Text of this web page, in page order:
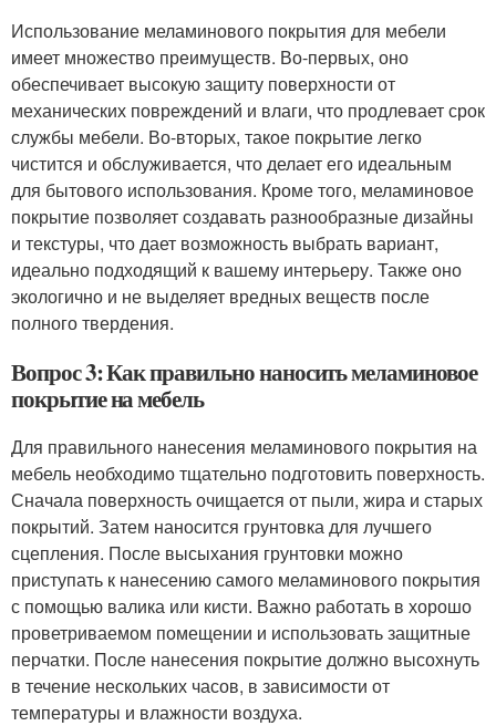
Использование меламинового покрытия для мебели
имеет множество преимуществ. Во-первых, оно
обеспечивает высокую защиту поверхности от
механических повреждений и влаги, что продлевает срок
службы мебели. Во-вторых, такое покрытие легко
чистится и обслуживается, что делает его идеальным
для бытового использования. Кроме того, меламиновое
покрытие позволяет создавать разнообразные дизайны
и текстуры, что дает возможность выбрать вариант,
идеально подходящий к вашему интерьеру. Также оно
экологично и не выделяет вредных веществ после
полного твердения.
Вопрос 3: Как правильно наносить меламиновое
покрытие на мебель
Для правильного нанесения меламинового покрытия на
мебель необходимо тщательно подготовить поверхность.
Сначала поверхность очищается от пыли, жира и старых
покрытий. Затем наносится грунтовка для лучшего
сцепления. После высыхания грунтовки можно
приступать к нанесению самого меламинового покрытия
с помощью валика или кисти. Важно работать в хорошо
проветриваемом помещении и использовать защитные
перчатки. После нанесения покрытие должно высохнуть
в течение нескольких часов, в зависимости от
температуры и влажности воздуха.